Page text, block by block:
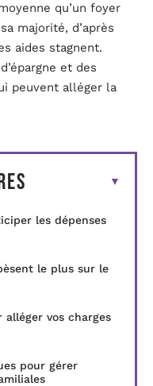
qu’un foyer
majorité, d’après
aides stagnent.
et des
peuvent alléger la
les dépenses
le plus sur le
alléger vos charges
pour gérer